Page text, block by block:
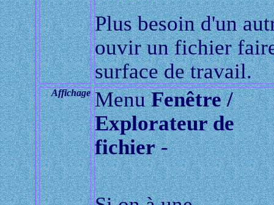
Plus besoin d'un
ouvir un fichier
surface de travail.
Affichage MenuFenêtre /
Explorateur de
fichier-